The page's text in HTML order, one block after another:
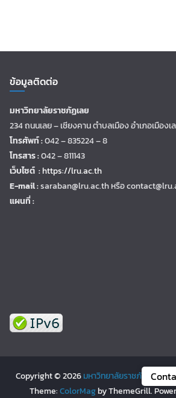
ข้อมูลติดต่อ
มหาวิทยาลัยราชภัฏเลย
234 ถนนเลย – เชียงคาน ตำบลเมือง อำเภอเมือง
โทรศัพท์ :042 – 835224 – 8
โทรสาร :042 – 811143
เว็บไซต์ :https://lru.ac.th
E-mail :saraban@lru.ac.thหรือ
แผนที่ :
Copyright © 2026มหาวิทยาลัยราชภัฏเลย |
Theme:ColorMagby ThemeGrill.